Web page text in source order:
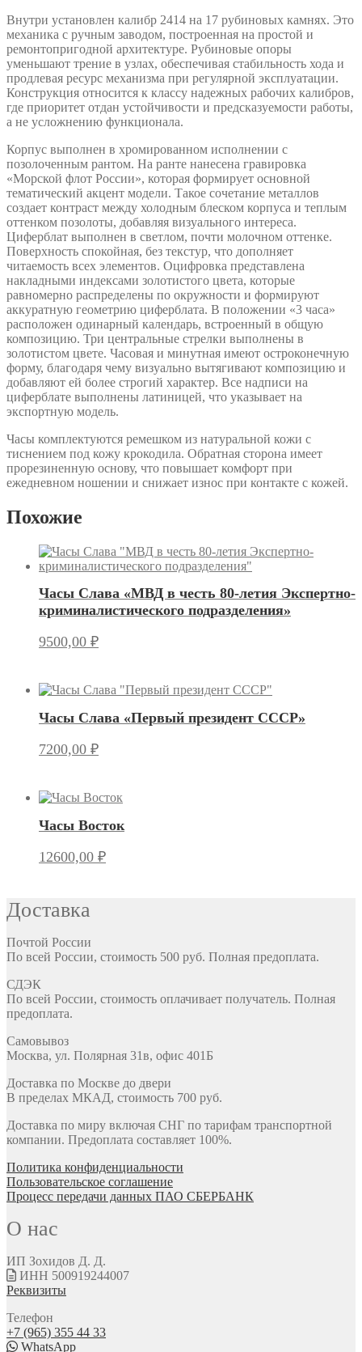
Внутри установлен калибр 2414 на 17 рубиновых камнях. Это
механика с ручным заводом, построенная на простой и
ремонтопригодной архитектуре. Рубиновые опоры
уменьшают трение в узлах, обеспечивая стабильность хода и
продлевая ресурс механизма при регулярной эксплуатации.
Конструкция относится к классу надежных рабочих калибров,
где приоритет отдан устойчивости и предсказуемости работы,
а не усложнению функционала.
Корпус выполнен в хромированном исполнении с
позолоченным рантом. На ранте нанесена гравировка
«Морской флот России», которая формирует основной
тематический акцент модели. Такое сочетание металлов
создает контраст между холодным блеском корпуса и теплым
оттенком позолоты, добавляя визуального интереса.
Циферблат выполнен в светлом, почти молочном оттенке.
Поверхность спокойная, без текстур, что дополняет
читаемость всех элементов. Оцифровка представлена
накладными индексами золотистого цвета, которые
равномерно распределены по окружности и формируют
аккуратную геометрию циферблата. В положении «3 часа»
расположен одинарный календарь, встроенный в общую
композицию. Три центральные стрелки выполнены в
золотистом цвете. Часовая и минутная имеют остроконечную
форму, благодаря чему визуально вытягивают композицию и
добавляют ей более строгий характер. Все надписи на
циферблате выполнены латиницей, что указывает на
экспортную модель.
Часы комплектуются ремешком из натуральной кожи с
тиснением под кожу крокодила. Обратная сторона имеет
прорезиненную основу, что повышает комфорт при
ежедневном ношении и снижает износ при контакте с кожей.
Похожие
Часы Слава «МВД в честь 80-летия Экспертно-
криминалистического подразделения»
9500,00 ₽
Часы Слава «Первый президент СССР»
7200,00 ₽
Часы Восток
12600,00 ₽
Доставка
Почтой России
По всей России, стоимость 500 руб. Полная предоплата.
СДЭК
По всей России, стоимость оплачивает получатель. Полная
предоплата.
Самовывоз
Москва, ул. Полярная 31в, офис 401Б
Доставка по Москве до двери
В пределах МКАД, стоимость 700 руб.
Доставка по миру включая СНГ по тарифам транспортной
компании. Предоплата составляет 100%.
Политика конфиденциальности
Пользовательское соглашение
Процесс передачи данных ПАО СБЕРБАНК
О нас
ИП Зохидов Д. Д.
ИНН 500919244007
Реквизиты
Телефон
+7 (965) 355 44 33
WhatsApp